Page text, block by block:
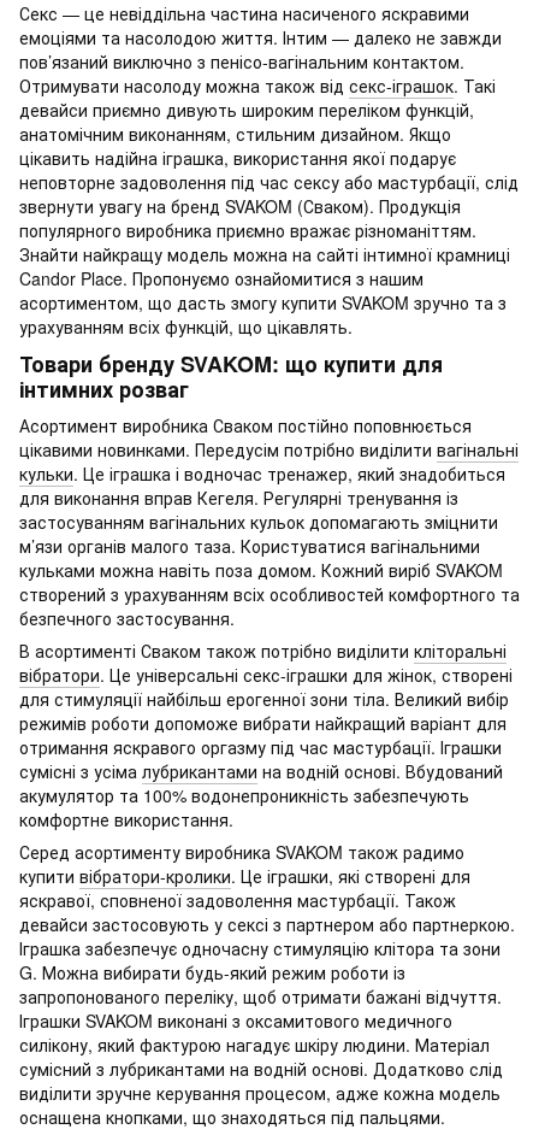
Секс — це невіддільна частина насиченого яскравими
емоціями та насолодою життя. Інтим — далеко не завжди
пов’язаний виключно з пенісо-вагінальним контактом.
Отримувати насолоду можна також від секс-іграшок. Такі
девайси приємно дивують широким переліком функцій,
анатомічним виконанням, стильним дизайном. Якщо
цікавить надійна іграшка, використання якої подарує
неповторне задоволення під час сексу або мастурбації, слід
звернути увагу на бренд SVAKOM (Сваком). Продукція
популярного виробника приємно вражає різноманіттям.
Знайти найкращу модель можна на сайті інтимної крамниці
Candor Place. Пропонуємо ознайомитися з нашим
асортиментом, що дасть змогу купити SVAKOM зручно та з
урахуванням всіх функцій, що цікавлять.
Товари бренду SVAKOM: що купити для
інтимних розваг
Асортимент виробника Сваком постійно поповнюється
цікавими новинками. Передусім потрібно виділити вагінальні
кульки. Це іграшка і водночас тренажер, який знадобиться
для виконання вправ Кегеля. Регулярні тренування із
застосуванням вагінальних кульок допомагають зміцнити
м’язи органів малого таза. Користуватися вагінальними
кульками можна навіть поза домом. Кожний виріб SVAKOM
створений з урахуванням всіх особливостей комфортного та
безпечного застосування.
В асортименті Сваком також потрібно виділити кліторальні
вібратори. Це універсальні секс-іграшки для жінок, створені
для стимуляції найбільш ерогенної зони тіла. Великий вибір
режимів роботи допоможе вибрати найкращий варіант для
отримання яскравого оргазму під час мастурбації. Іграшки
сумісні з усіма лубрикантами на водній основі. Вбудований
акумулятор та 100% водонепроникність забезпечують
комфортне використання.
Серед асортименту виробника SVAKOM також радимо
купити вібратори-кролики. Це іграшки, які створені для
яскравої, сповненої задоволення мастурбації. Також
девайси застосовують у сексі з партнером або партнеркою.
Іграшка забезпечує одночасну стимуляцію клітора та зони
G. Можна вибирати будь-який режим роботи із
запропонованого переліку, щоб отримати бажані відчуття.
Іграшки SVAKOM виконані з оксамитового медичного
силікону, який фактурою нагадує шкіру людини. Матеріал
сумісний з лубрикантами на водній основі. Додатково слід
виділити зручне керування процесом, адже кожна модель
оснащена кнопками, що знаходяться під пальцями.